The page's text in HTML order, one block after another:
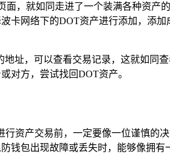
，就如同走进了一个装满各种资产
卡网络下的DOT资产进行添加，添
址，可以查看交易记录，这就如同
对方，尝试找回DOT资产。
资产交易前，一定要像一位谨慎的
包出现故障或丢失时，能够像拥有